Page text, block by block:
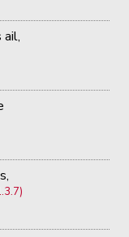
ail,